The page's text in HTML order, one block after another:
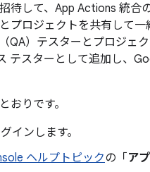
待して、App Actions 統合
プロジェクトを共有して
QA）テスターとプロジェ
テスターとして追加し、
おりです。
インします。
ヘルプトピックの「 ア